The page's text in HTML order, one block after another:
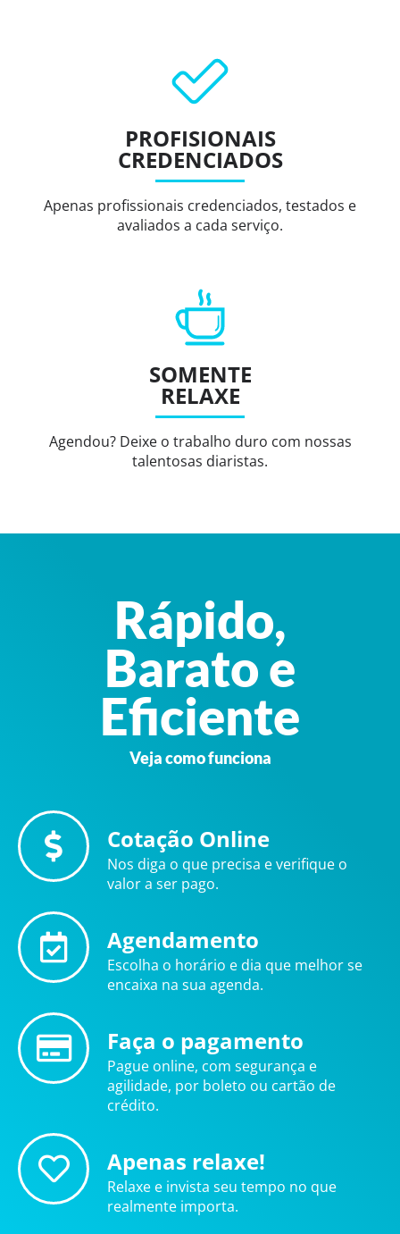
PROFISIONAIS
CREDENCIADOS
Apenas profissionais credenciados, testados e
avaliados a cada serviço.
SOMENTE
RELAXE
Agendou? Deixe o trabalho duro com nossas
talentosas diaristas.
Rápido,
Barato e
Eficiente
Veja como funciona
Cotação Online
Nos diga o que precisa e verifique o
valor a ser pago.
Agendamento
Escolha o horário e dia que melhor se
encaixa na sua agenda.
Faça o pagamento
Pague online, com segurança e
agilidade, por boleto ou cartão de
crédito.
Apenas relaxe!
Relaxe e invista seu tempo no que
realmente importa.